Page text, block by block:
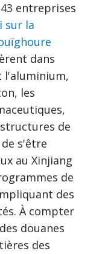
entreprises
sur la
dans
l'aluminium,
les
de
s'être
au Xinjiang
de
des
À compter
douanes
des